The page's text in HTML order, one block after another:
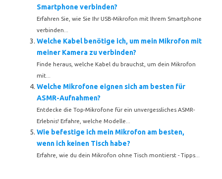
Smartphone verbinden?
Erfahren Sie, wie Sie Ihr USB-Mikrofon mit Ihrem Smartphone
verbinden...
Welche Kabel benötige ich, um mein Mikrofon mit
meiner Kamera zu verbinden?
Finde heraus, welche Kabel du brauchst, um dein Mikrofon
mit...
Welche Mikrofone eignen sich am besten für
ASMR-Aufnahmen?
Entdecke die Top-Mikrofone für ein unvergessliches ASMR-
Erlebnis! Erfahre, welche Modelle...
Wie befestige ich mein Mikrofon am besten,
wenn ich keinen Tisch habe?
Erfahre, wie du dein Mikrofon ohne Tisch montierst - Tipps...